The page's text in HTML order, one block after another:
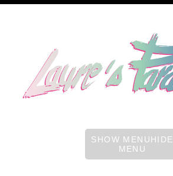
SHOW MENUHIDE
MENU